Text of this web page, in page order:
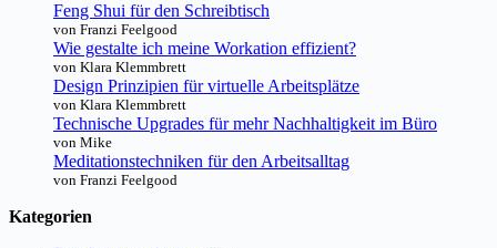
Feng Shui für den Schreibtisch
von Franzi Feelgood
Wie gestalte ich meine Workation effizient?
von Klara Klemmbrett
Design Prinzipien für virtuelle Arbeitsplätze
von Klara Klemmbrett
Technische Upgrades für mehr Nachhaltigkeit im Büro
von Mike
Meditationstechniken für den Arbeitsalltag
von Franzi Feelgood
Kategorien